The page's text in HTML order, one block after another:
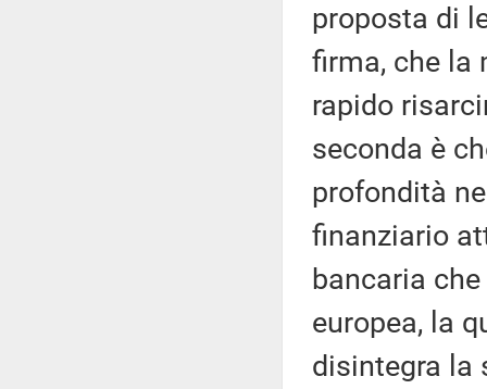
proposta di
firma, che la
rapido
seconda è
profondità
finanziario
bancaria
europea, la
disintegra la